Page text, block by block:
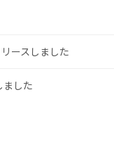
ースしました
ました